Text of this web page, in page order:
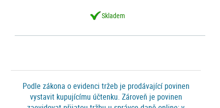
Skladem
Podle zákona o evidenci tržeb je prodávající povinen
vystavit kupujícímu účtenku. Zároveň je povinen